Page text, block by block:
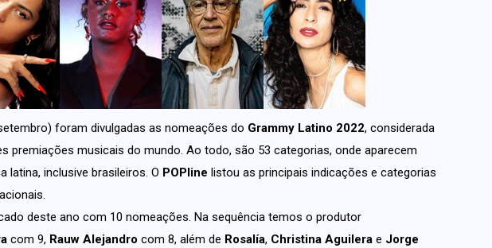
foram divulgadas as nomeações do Grammy Latino 2022, considerada
premiações musicais do mundo. Ao todo, são 53 categorias, onde aparecem
latina, inclusive brasileiros. O POPline listou as principais indicações e categorias
deste ano com 10 nomeações. Na sequência temos o produtor
com 9, Rauw Alejandro com 8, além de Rosalía, Christina Aguilera e Jorge